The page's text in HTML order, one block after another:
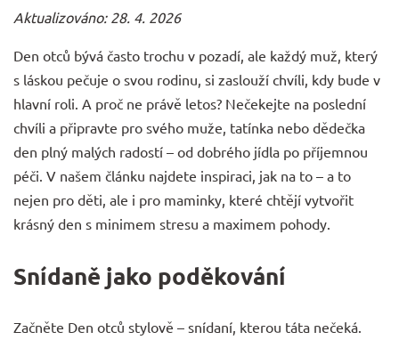
Aktualizováno: 28. 4. 2026
Den otců bývá často trochu v pozadí, ale každý muž, který
s láskou pečuje o svou rodinu, si zaslouží chvíli, kdy bude v
hlavní roli. A proč ne právě letos? Nečekejte na poslední
chvíli a připravte pro svého muže, tatínka nebo dědečka
den plný malých radostí – od dobrého jídla po příjemnou
péči. V našem článku najdete inspiraci, jak na to – a to
nejen pro děti, ale i pro maminky, které chtějí vytvořit
krásný den s minimem stresu a maximem pohody.
Snídaně jako poděkování
Začněte Den otců stylově – snídaní, kterou táta nečeká.